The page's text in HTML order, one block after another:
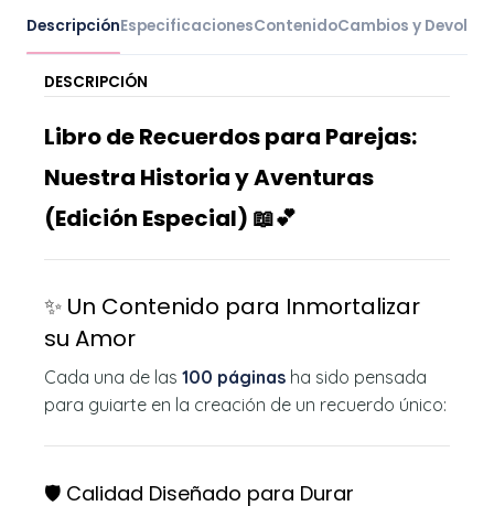
DescripciónEspecificacionesContenidoCambios y
DESCRIPCIÓN
Libro de Recuerdos para Parejas:
Nuestra Historia y Aventuras
(Edición Especial) 📖💕
✨ Un Contenido para Inmortalizar
su Amor
Cada una de las 100 páginas ha sido pensada
para guiarte en la creación de un recuerdo único:
🛡️ Calidad Diseñado para Durar